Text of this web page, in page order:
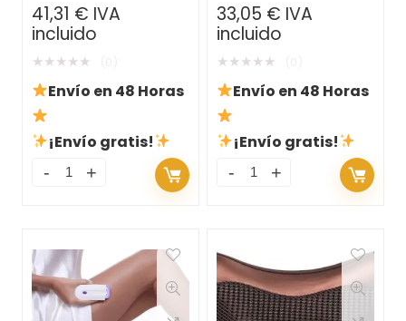
Peinado Profesional en
Casa
41,31 € IVA
incluido
★★★★★
Envío en 48 Horas
¡Envío gratis!
Puntas Dañadas para
una Melena Saludable
33,05 € IVA
incluido
★★★★★
Envío en 48 Horas
¡Envío gratis!